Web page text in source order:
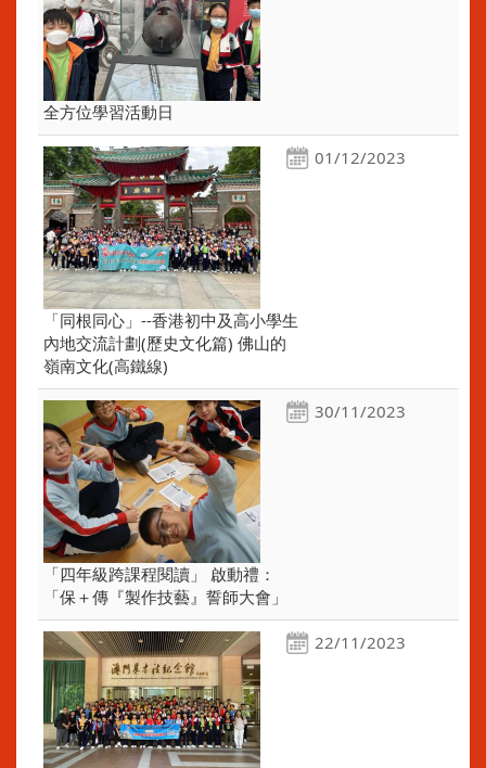
全方位學習活動日
01/12/2023
「同根同心」--香港初中及高小學生
內地交流計劃(歷史文化篇) 佛山的
嶺南文化(高鐵線)
30/11/2023
「四年級跨課程閱讀」 啟動禮：
「保＋傳『製作技藝』誓師大會」
22/11/2023